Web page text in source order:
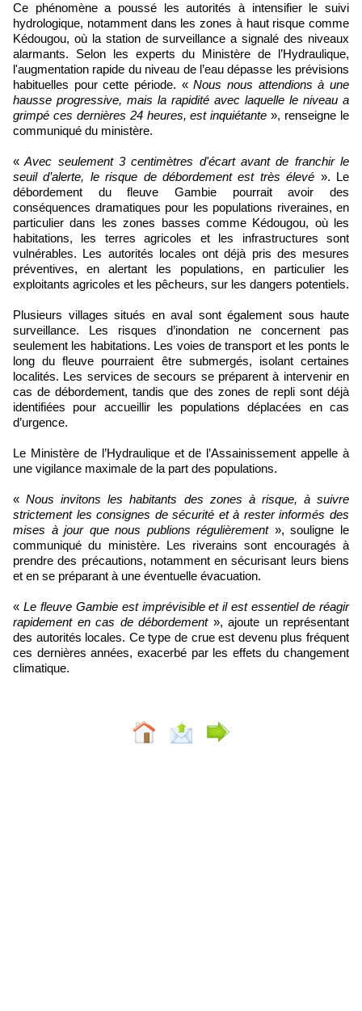
Ce phénomène a poussé les autorités à intensifier le suivi
hydrologique, notamment dans les zones à haut risque comme
Kédougou, où la station de surveillance a signalé des niveaux
alarmants. Selon les experts du Ministère de l’Hydraulique,
l'augmentation rapide du niveau de l’eau dépasse les prévisions
habituelles pour cette période. «Nous nous attendions à une
hausse progressive, mais la rapidité avec laquelle le niveau a
grimpé ces dernières 24 heures, est inquiétante», renseigne le
communiqué du ministère.
« Avec seulement 3 centimètres d'écart avant de franchir le
seuil d’alerte, le risque de débordement est très élevé ». Le
débordement du fleuve Gambie pourrait avoir des
conséquences dramatiques pour les populations riveraines, en
particulier dans les zones basses comme Kédougou, où les
habitations, les terres agricoles et les infrastructures sont
vulnérables. Les autorités locales ont déjà pris des mesures
préventives, en alertant les populations, en particulier les
exploitants agricoles et les pêcheurs, sur les dangers potentiels.
Plusieurs villages situés en aval sont également sous haute
surveillance. Les risques d’inondation ne concernent pas
seulement les habitations. Les voies de transport et les ponts le
long du fleuve pourraient être submergés, isolant certaines
localités. Les services de secours se préparent à intervenir en
cas de débordement, tandis que des zones de repli sont déjà
identifiées pour accueillir les populations déplacées en cas
d’urgence.
Le Ministère de l’Hydraulique et de l’Assainissement appelle à
une vigilance maximale de la part des populations.
«Nous invitons les habitants des zones à risque, à suivre
strictement les consignes de sécurité et à rester informés des
mises à jour que nous publions régulièrement », souligne le
communiqué du ministère. Les riverains sont encouragés à
prendre des précautions, notamment en sécurisant leurs biens
et en se préparant à une éventuelle évacuation.
« Le fleuve Gambie est imprévisible et il est essentiel de réagir
rapidement en cas de débordement », ajoute un représentant
des autorités locales. Ce type de crue est devenu plus fréquent
ces dernières années, exacerbé par les effets du changement
climatique.